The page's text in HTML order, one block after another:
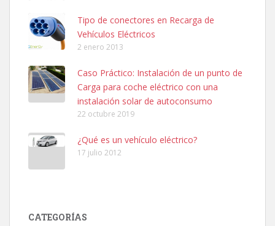
Tipo de conectores en Recarga de
Vehículos Eléctricos
2 enero 2013
Caso Práctico: Instalación de un punto de
Carga para coche eléctrico con una
instalación solar de autoconsumo
22 octubre 2019
¿Qué es un vehículo eléctrico?
17 julio 2012
CATEGORÍAS